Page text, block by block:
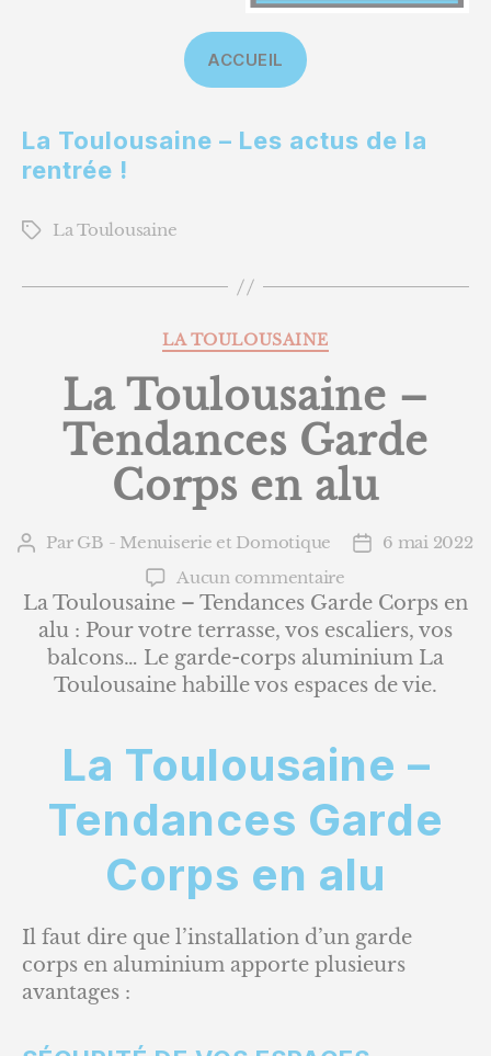
ACCUEIL
La Toulousaine – Les actus de la
rentrée !
Étiquettes
La Toulousaine
Catégories
LA TOULOUSAINE
La Toulousaine –
Tendances Garde
Corps en alu
Auteur
l’article
Par GB - Menuiserie et Domotique
Date
l’article
6 mai 2022
Aucun commentairesur
La
Toulousaine
–
Tendances
Garde
alu
La Toulousaine – Tendances Garde Corps en
alu : Pour votre terrasse, vos escaliers, vos
balcons… Le garde-corps aluminium La
Toulousaine habille vos espaces de vie.
La Toulousaine –
Tendances Garde
Corps en alu
Il faut dire que l’installation d’un garde
corps en aluminium apporte plusieurs
avantages :